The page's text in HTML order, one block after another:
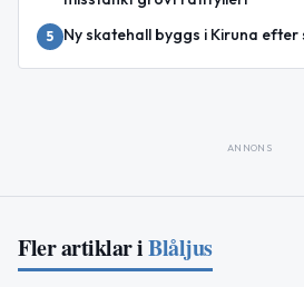
5 Ny skatehall byggs i Kiruna
ANNONS
Fler artiklar iBlåljus